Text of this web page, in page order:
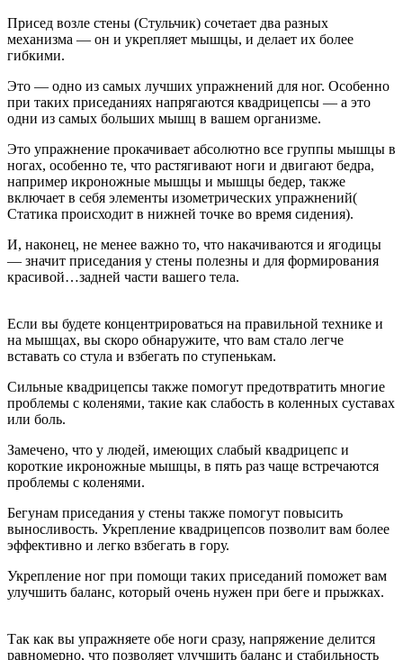
Присед возле стены (Стульчик) сочетает два разных
механизма — он и укрепляет мышцы, и делает их более
гибкими.
Это — одно из самых лучших упражнений для ног. Особенно
при таких приседаниях напрягаются квадрицепсы — а это
одни из самых больших мышц в вашем организме.
Это упражнение прокачивает абсолютно все группы мышцы в
ногах, особенно те, что растягивают ноги и двигают бедра,
например икроножные мышцы и мышцы бедер, также
включает в себя элементы изометрических упражнений(
Статика происходит в нижней точке во время сидения).
И, наконец, не менее важно то, что накачиваются и ягодицы
— значит приседания у стены полезны и для формирования
красивой…задней части вашего тела.
Если вы будете концентрироваться на правильной технике и
на мышцах, вы скоро обнаружите, что вам стало легче
вставать со стула и взбегать по ступенькам.
Сильные квадрицепсы также помогут предотвратить многие
проблемы с коленями, такие как слабость в коленных суставах
или боль.
Замечено, что у людей, имеющих слабый квадрицепс и
короткие икроножные мышцы, в пять раз чаще встречаются
проблемы с коленями.
Бегунам приседания у стены также помогут повысить
выносливость. Укрепление квадрицепсов позволит вам более
эффективно и легко взбегать в гору.
Укрепление ног при помощи таких приседаний поможет вам
улучшить баланс, который очень нужен при беге и прыжках.
Так как вы упражняете обе ноги сразу, напряжение делится
равномерно, что позволяет улучшить баланс и стабильность